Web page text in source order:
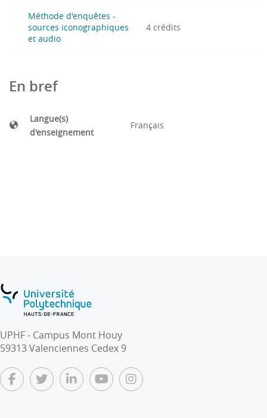
Méthode d'enquêtes -
sources iconographiques
et audio
4 crédits
En bref
Langue(s)
d'enseignement
Français
UPHF - Campus Mont Houy
59313 Valenciennes Cedex 9